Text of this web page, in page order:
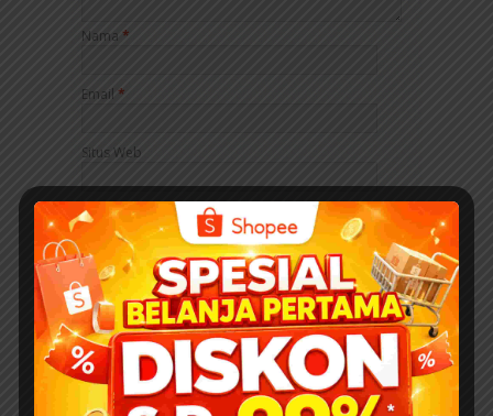
Nama *
Email *
Situs Web
Simpan nama, email, dan situs web saya pada
peramban ini untuk komentar saya berikutnya.
ABOUT EBOOKANAK